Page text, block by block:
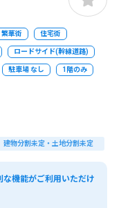
繁華街 住宅街
ロードサイド(幹線道路)
駐車場 なし 1階のみ
建物分割未定・土地分割未定
機能がご利用いただけ